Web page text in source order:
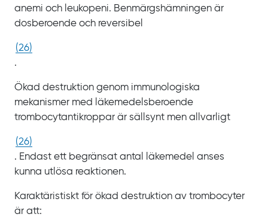
anemi och leukopeni. Benmärgshämningen är
dosberoende och reversibel
(26)
.
Ökad destruktion genom immunologiska
mekanismer med läkemedelsberoende
trombocytantikroppar är sällsynt men allvarligt
(26)
. Endast ett begränsat antal läkemedel anses
kunna utlösa reaktionen.
Karaktäristiskt för ökad destruktion av trombocyter
är att: